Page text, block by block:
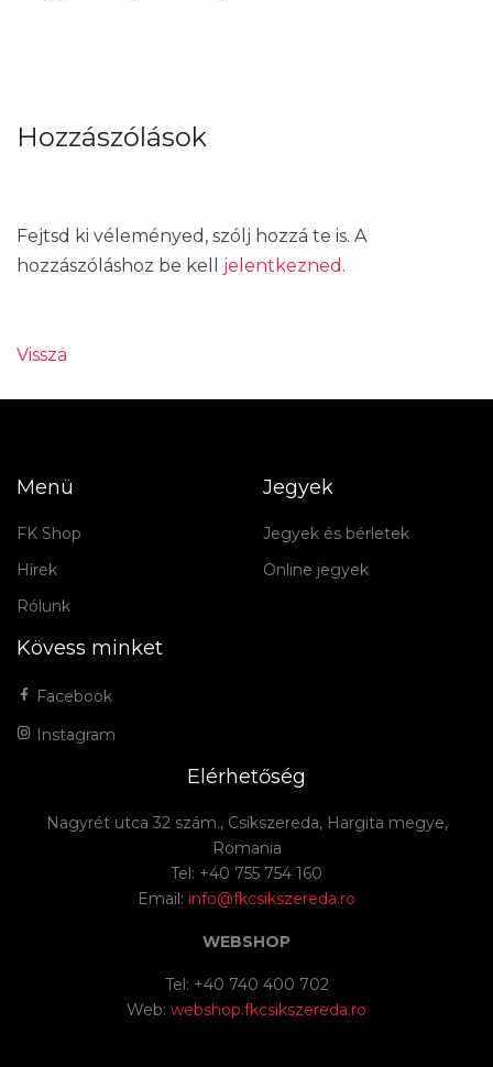
Hozzászólások
Fejtsd ki véleményed, szólj hozzá te is. A
hozzászóláshoz be kell jelentkezned .
Vissza
Menü
FK Shop
Hírek
Rólunk
Jegyek
Jegyek és bérletek
Online jegyek
Kövess minket
Facebook
Instagram
Elérhetőség
Nagyrét utca 32 szám., Csíkszereda, Hargita megye,
Romania
Tel: +40 755 754 160
Email: info@fkcsikszereda.ro
WEBSHOP
Tel: +40 740 400 702
Web: webshop.fkcsikszereda.ro